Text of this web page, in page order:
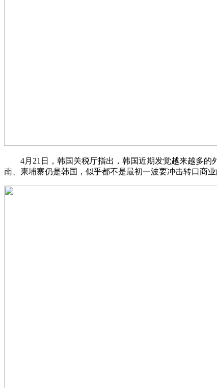
4月21日，韩国关税厅指出，韩国近期发觉越来越多的
南、柬埔寨仍是韩国，似乎都不是最初一波要冲击转口商